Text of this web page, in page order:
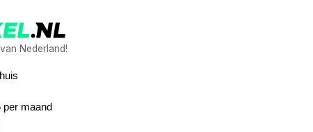
Nederland!
per maand